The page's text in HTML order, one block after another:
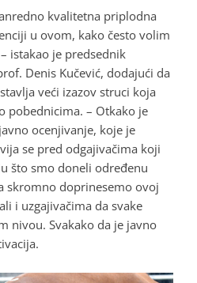
kvalitetna priplodna
u ovom, kako često volim
istakao je predsednik
Denis Kučević, dodajući da
veći izazov struci koja
pobednicima. – Otkako je
ocenjivanje, koje je
se pred odgajivačima koji
što smo doneli određenu
skromno doprinesemo ovoj
i uzgajivačima da svake
nivou. Svakako da je javno